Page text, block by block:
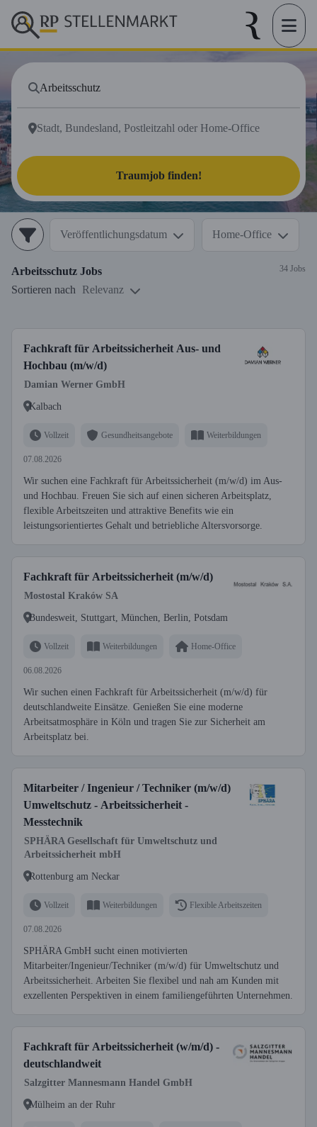
Traumjob finden!
Veröffentlichungsdatum Home-Office
Arbeitsschutz Jobs 34 Jobs
Sortieren nach Relevanz
Fachkraft für Arbeitssicherheit Aus- und
Hochbau (m/w/d)
Damian Werner GmbH
Kalbach
Vollzeit Gesundheitsangebote Weiterbildungen
07.08.2026
Wir suchen eine Fachkraft für Arbeitssicherheit (m/w/d) im Aus-
und Hochbau. Freuen Sie sich auf einen sicheren Arbeitsplatz,
flexible Arbeitszeiten und attraktive Benefits wie ein
leistungsorientiertes Gehalt und betriebliche Altersvorsorge.
Fachkraft für Arbeitssicherheit (m/w/d)
Mostostal Kraków SA
Bundesweit, Stuttgart, München, Berlin, Potsdam
Vollzeit Weiterbildungen Home-Office
06.08.2026
Wir suchen einen Fachkraft für Arbeitssicherheit (m/w/d) für
deutschlandweite Einsätze. Genießen Sie eine moderne
Arbeitsatmosphäre in Köln und tragen Sie zur Sicherheit am
Arbeitsplatz bei.
Mitarbeiter / Ingenieur / Techniker (m/w/d)
Umweltschutz - Arbeitssicherheit -
Messtechnik
SPHÄRA Gesellschaft für Umweltschutz und
Arbeitssicherheit mbH
Rottenburg am Neckar
Vollzeit Weiterbildungen Flexible Arbeitszeiten
07.08.2026
SPHÄRA GmbH sucht einen motivierten
Mitarbeiter/Ingenieur/Techniker (m/w/d) für Umweltschutz und
Arbeitssicherheit. Arbeiten Sie flexibel und nah am Kunden mit
exzellenten Perspektiven in einem familiengeführten Unternehmen.
Fachkraft für Arbeitssicherheit (w/m/d) -
deutschlandweit
Salzgitter Mannesmann Handel GmbH
Mülheim an der Ruhr